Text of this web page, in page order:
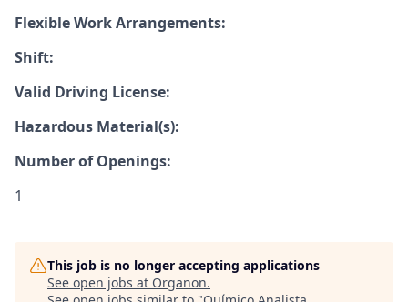
Flexible Work Arrangements:
Shift:
Valid Driving License:
Hazardous Material(s):
Number of Openings:
1
This job is no longer accepting applications
See open jobs at Organon.